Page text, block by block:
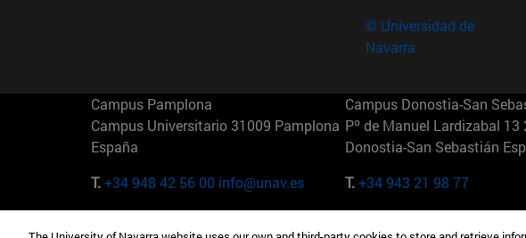
© Universidad de
Navarra
Campus Pamplona
Campus Universitario 31009 Pamplona
España
T.+34 948 42 56 00 info@unav.es
Campus Donostia-San
Pº de Manuel Lardizabal 13
Donostia-San Sebastián
T.+34 943 21 98 77